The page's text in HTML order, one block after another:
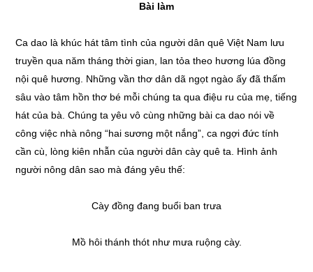
Bài làm
Ca dao là khúc hát tâm tình của người dân quê Việt Nam lưu
truyền qua năm tháng thời gian, lan tỏa theo hương lúa đồng
nội quê hương. Những vần thơ dân dã ngọt ngào ấy đã thấm
sâu vào tâm hồn thơ bé mỗi chúng ta qua điệu ru của mẹ, tiếng
hát của bà. Chúng ta yêu vô cùng những bài ca dao nói về
công việc nhà nông “hai sương một nắng”, ca ngợi đức tính
cần cù, lòng kiên nhẫn của người dân cày quê ta. Hình ảnh
người nông dân sao mà đáng yêu thế:
Cày đồng đang buổi ban trưa
Mồ hôi thánh thót như mưa ruộng cày.